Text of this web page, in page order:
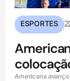
ESPORTES
Americana